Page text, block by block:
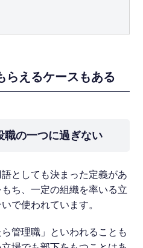
らえるケースもある
職の一つに過ぎない
としても決まった定義があ
ち、一定の組織を率いる立
で使われています。
管理職」といわれることも